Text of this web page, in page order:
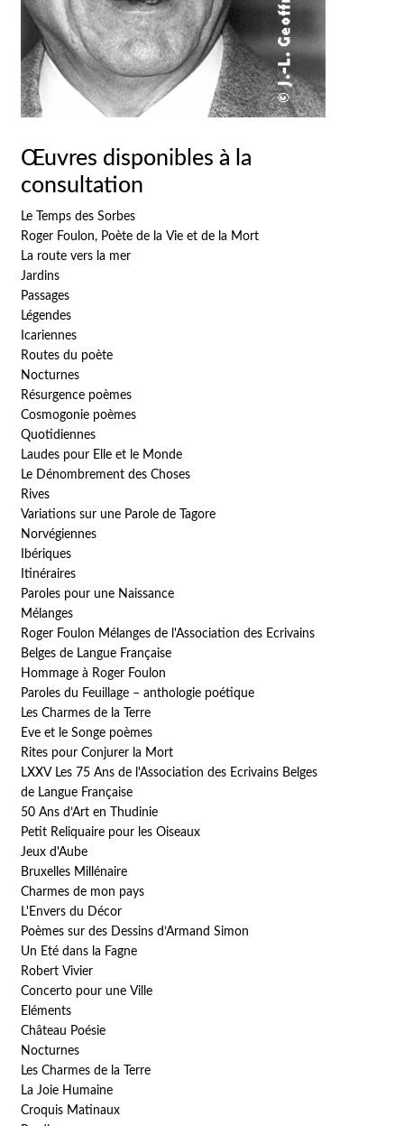
Œuvres disponibles à la
consultation
Le Temps des Sorbes
Roger Foulon, Poète de la Vie et de la Mort
La route vers la mer
Jardins
Passages
Légendes
Icariennes
Routes du poète
Nocturnes
Résurgence poèmes
Cosmogonie poèmes
Quotidiennes
Laudes pour Elle et le Monde
Le Dénombrement des Choses
Rives
Variations sur une Parole de Tagore
Norvégiennes
Ibériques
Itinéraires
Paroles pour une Naissance
Mélanges
Roger Foulon Mélanges de l'Association des Ecrivains
Belges de Langue Française
Hommage à Roger Foulon
Paroles du Feuillage – anthologie poétique
Les Charmes de la Terre
Eve et le Songe poèmes
Rites pour Conjurer la Mort
LXXV Les 75 Ans de l'Association des Ecrivains Belges
de Langue Française
50 Ans d’Art en Thudinie
Petit Reliquaire pour les Oiseaux
Jeux d'Aube
Bruxelles Millénaire
Charmes de mon pays
L'Envers du Décor
Poèmes sur des Dessins d’Armand Simon
Un Eté dans la Fagne
Robert Vivier
Concerto pour une Ville
Eléments
Château Poésie
Nocturnes
Les Charmes de la Terre
La Joie Humaine
Croquis Matinaux